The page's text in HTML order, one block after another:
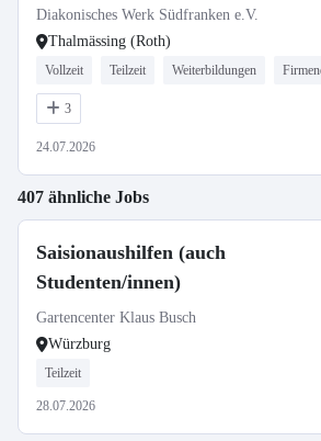
Diakonisches Werk Südfranken e.V.
Thalmässing (Roth)
Vollzeit Teilzeit Weiterbildungen
3
24.07.2026
407 ähnliche Jobs
Saisionaushilfen (auch
Studenten/innen)
Gartencenter Klaus Busch
Würzburg
Teilzeit
28.07.2026